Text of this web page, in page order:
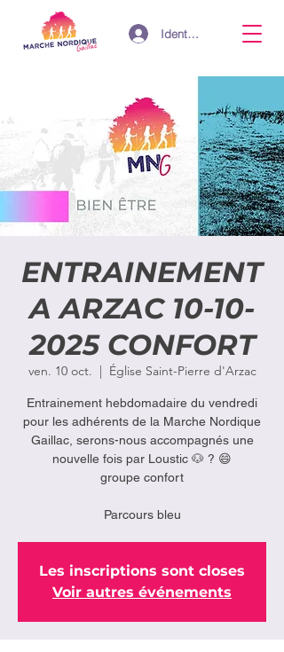
Identifiant
ENTRAINEMENT
A ARZAC 10-10-
2025 CONFORT
ven. 10 oct.
  |
Église Saint-Pierre d'Arzac
Entrainement hebdomadaire du vendredi
pour les adhérents de la Marche Nordique
Gaillac, serons-nous accompagnés une
nouvelle fois par Loustic 🐶 ? 😄
groupe confort
Parcours bleu
Les inscriptions sont closes
Voir autres événements